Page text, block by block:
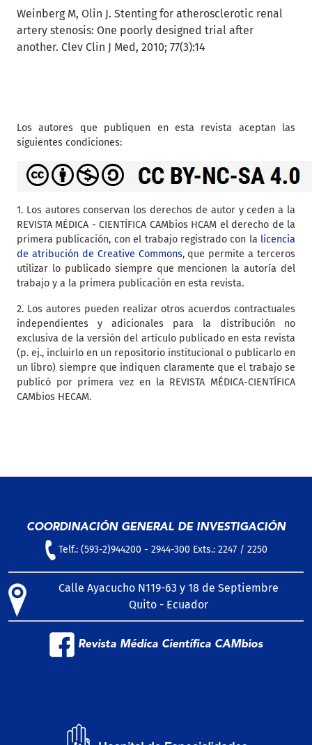
Weinberg M, Olin J. Stenting for atherosclerotic renal
artery stenosis: One poorly designed trial after
another. Clev Clin J Med, 2010; 77(3):14
Los autores que publiquen en esta revista aceptan las
siguientes condiciones:
1. Los autores conservan los derechos de autor y ceden a la
REVISTA MÉDICA - CIENTÍFICA CAMbios HCAM el derecho de la
primera publicación, con el trabajo registrado con la licencia
de atribución de Creative Commons, que permite a terceros
utilizar lo publicado siempre que mencionen la autoría del
trabajo y a la primera publicación en esta revista.
2. Los autores pueden realizar otros acuerdos contractuales
independientes y adicionales para la distribución no
exclusiva de la versión del artículo publicado en esta revista
(p. ej., incluirlo en un repositorio institucional o publicarlo en
un libro) siempre que indiquen claramente que el trabajo se
publicó por primera vez en la REVISTA MÉDICA-CIENTÍFICA
CAMbios HECAM.
COORDINACIÓN GENERAL DE INVESTIGACIÓN
Telf.: (593-2)944200 - 2944-300 Exts.: 2247 / 2250
Calle Ayacucho N119-63 y 18 de Septiembre
Quito - Ecuador
Revista Médica Científica CAMbios